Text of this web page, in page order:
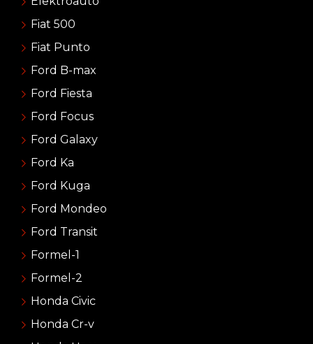
Fiat 500
Fiat Punto
Ford B-max
Ford Fiesta
Ford Focus
Ford Galaxy
Ford Ka
Ford Kuga
Ford Mondeo
Ford Transit
Formel-1
Formel-2
Honda Civic
Honda Cr-v